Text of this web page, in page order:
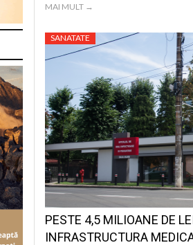
MAI MULT →
SANATATE
PESTE 4,5 MILIOANE DE
INFRASTRUCTURA